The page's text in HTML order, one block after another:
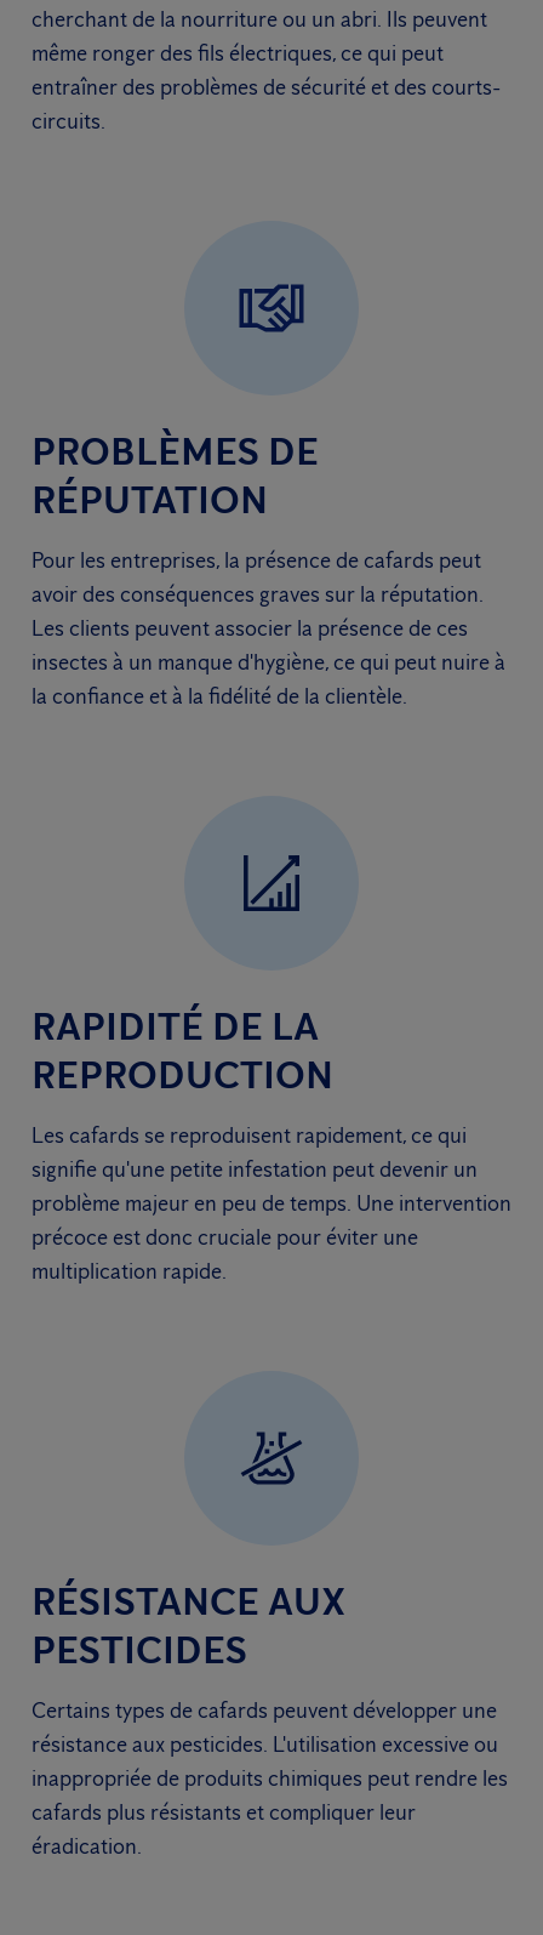
cherchant de la nourriture ou un abri. Ils peuvent
même ronger des fils électriques, ce qui peut
entraîner des problèmes de sécurité et des courts-
circuits.
PROBLÈMES DE
RÉPUTATION
Pour les entreprises, la présence de cafards peut
avoir des conséquences graves sur la réputation.
Les clients peuvent associer la présence de ces
insectes à un manque d'hygiène, ce qui peut nuire à
la confiance et à la fidélité de la clientèle.
RAPIDITÉ DE LA
REPRODUCTION
Les cafards se reproduisent rapidement, ce qui
signifie qu'une petite infestation peut devenir un
problème majeur en peu de temps. Une intervention
précoce est donc cruciale pour éviter une
multiplication rapide.
RÉSISTANCE AUX
PESTICIDES
Certains types de cafards peuvent développer une
résistance aux pesticides. L'utilisation excessive ou
inappropriée de produits chimiques peut rendre les
cafards plus résistants et compliquer leur
éradication.